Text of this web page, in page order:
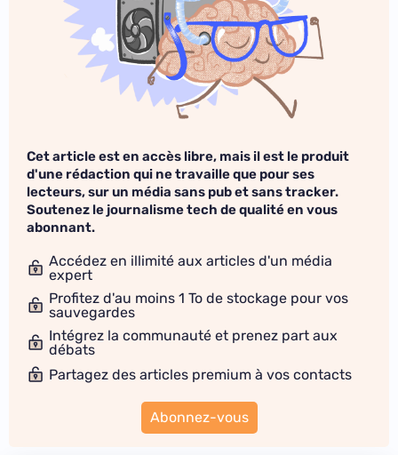
Cet article est en accès libre, mais il est le produit
d'une rédaction qui ne travaille que pour ses
lecteurs, sur un média sans pub et sans tracker.
Soutenez le journalisme tech de qualité en vous
abonnant.
Accédez en illimité aux articles d'un média
expert
Profitez d'au moins 1 To de stockage pour vos
sauvegardes
Intégrez la communauté et prenez part aux
débats
Partagez des articles premium à vos contacts
Abonnez-vous